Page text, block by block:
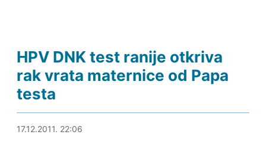
HPV DNK test ranije otkriva
rak vrata maternice od Papa
testa
17.12.2011. 22:33
17.12.2011. 22:06